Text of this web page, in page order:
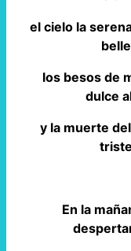
el cielo la
los besos de
dulce
y la muerte
En la